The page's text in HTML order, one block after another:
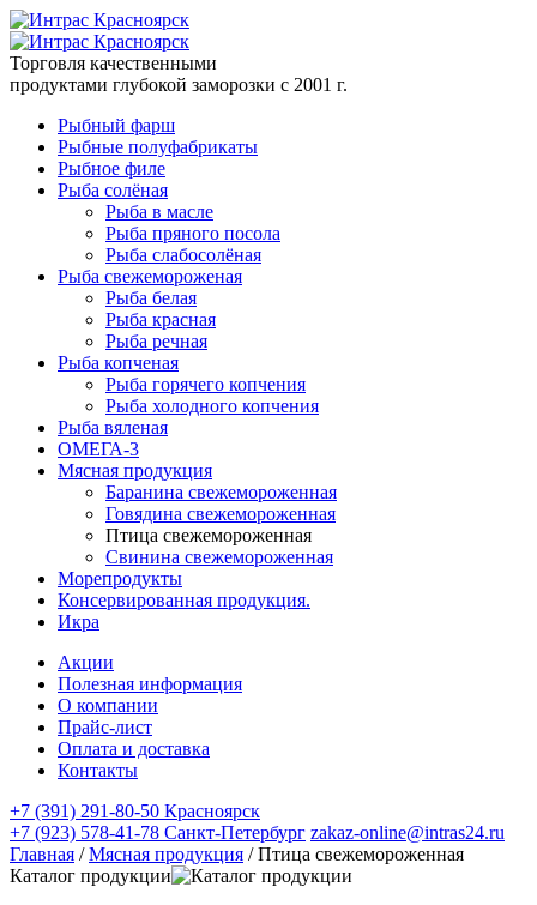
Торговля качественными
продуктами глубокой заморозки с 2001 г.
Рыбный фарш
Рыбные полуфабрикаты
Рыбное филе
Рыба солёная
Рыба в масле
Рыба пряного посола
Рыба слабосолёная
Рыба свежемороженая
Рыба белая
Рыба красная
Рыба речная
Рыба копченая
Рыба горячего копчения
Рыба холодного копчения
Рыба вяленая
ОМЕГА-3
Мясная продукция
Баранина свежемороженная
Говядина свежемороженная
Птица свежемороженная
Свинина свежемороженная
Морепродукты
Консервированная продукция.
Икра
Акции
Полезная информация
О компании
Прайс-лист
Оплата и доставка
Контакты
+7 (391) 291-80-50 Красноярск
+7 (923) 578-41-78 Санкт-Петербург zakaz-online@intras24.ru
Главная /Мясная продукция /Птица свежемороженная
Каталог продукции